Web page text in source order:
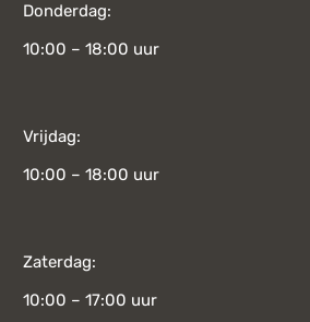
Donderdag:
10:00 – 18:00 uur
Vrijdag:
10:00 – 18:00 uur
Zaterdag:
10:00 – 17:00 uur